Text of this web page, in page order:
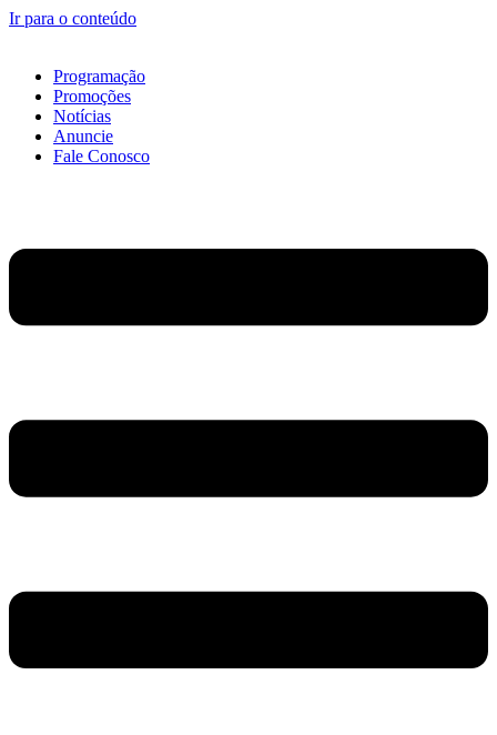
Ir para o conteúdo
Programação
Promoções
Notícias
Anuncie
Fale Conosco